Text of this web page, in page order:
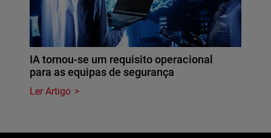
IA tornou-se um requisito operacional
para as equipas de segurança
Ler Artigo